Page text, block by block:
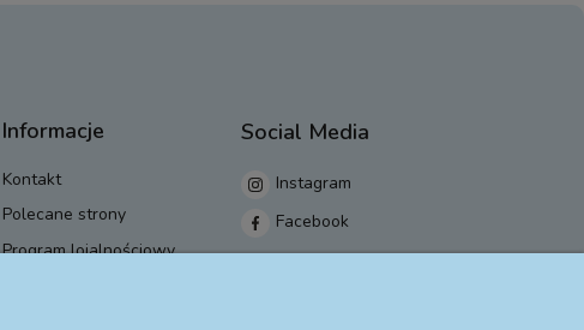
Informacje
Kontakt
Polecane strony
Program lojalnościowy
Social Media
Instagram
Facebook